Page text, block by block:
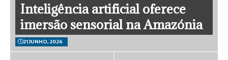
Inteligência artificial oferece
imersão sensorial na Amazónia
21 JUNHO, 2026